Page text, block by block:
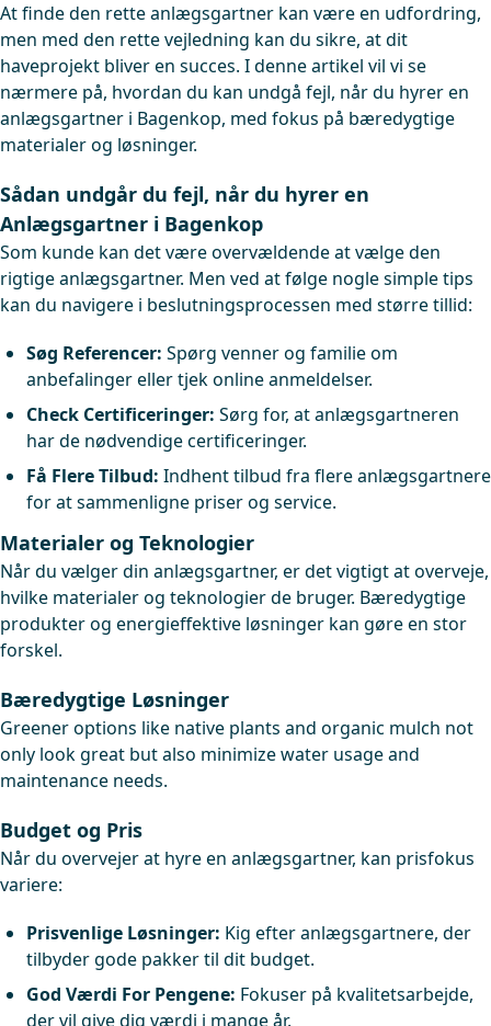
At finde den rette anlægsgartner kan være en udfordring,
men med den rette vejledning kan du sikre, at dit
haveprojekt bliver en succes. I denne artikel vil vi se
nærmere på, hvordan du kan undgå fejl, når du hyrer en
anlægsgartner i Bagenkop, med fokus på bæredygtige
materialer og løsninger.
Sådan undgår du fejl, når du hyrer en
Anlægsgartner i Bagenkop
Som kunde kan det være overvældende at vælge den
rigtige anlægsgartner. Men ved at følge nogle simple tips
kan du navigere i beslutningsprocessen med større tillid:
Søg Referencer: Spørg venner og familie om
anbefalinger eller tjek online anmeldelser.
Check Certificeringer: Sørg for, at anlægsgartneren
har de nødvendige certificeringer.
Få Flere Tilbud: Indhent tilbud fra flere anlægsgartnere
for at sammenligne priser og service.
Materialer og Teknologier
Når du vælger din anlægsgartner, er det vigtigt at overveje,
hvilke materialer og teknologier de bruger. Bæredygtige
produkter og energieffektive løsninger kan gøre en stor
forskel.
Bæredygtige Løsninger
Greener options like native plants and organic mulch not
only look great but also minimize water usage and
maintenance needs.
Budget og Pris
Når du overvejer at hyre en anlægsgartner, kan prisfokus
variere:
Prisvenlige Løsninger: Kig efter anlægsgartnere, der
tilbyder gode pakker til dit budget.
God Værdi For Pengene: Fokuser på kvalitetsarbejde,
der vil give dig værdi i mange år.